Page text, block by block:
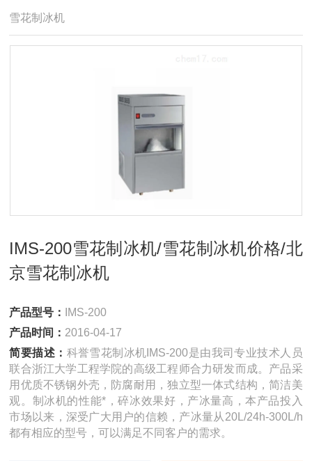
雪花制冰机
IMS-200雪花制冰机/雪花制冰机价格/北
京雪花制冰机
产品型号：
IMS-200
产品时间： 2016-04-17
简要描述： 科誉雪花制冰机IMS-200是由我司专业技术人员
联合浙江大学工程学院的高级工程师合力研发而成。产品采
用优质不锈钢外壳，防腐耐用，独立型一体式结构，简洁美
观。制冰机的性能*，碎冰效果好，产冰量高，本产品投入
市场以来，深受广大用户的信赖，产冰量从20L/24h-300L/h
都有相应的型号，可以满足不同客户的需求。